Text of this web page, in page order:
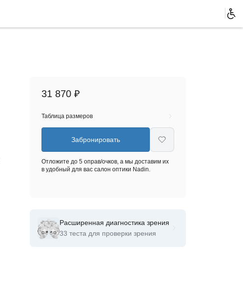
31 870 ₽
Таблица размеров
Забронировать
Отложите до 5 оправ/очков, а мы доставим их
в удобный для вас салон оптики Nadin.
Расширенная диагностика зрения
33 теста для проверки зрения